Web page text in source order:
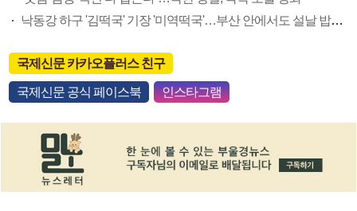
낙동강 하구 '김떡국' 기장 '미역떡국'…부산 안에서도 설날 밥상 다 달라요
국제신문 카카오플러스 친구
국제신문 공식 페이스북 인스타그램